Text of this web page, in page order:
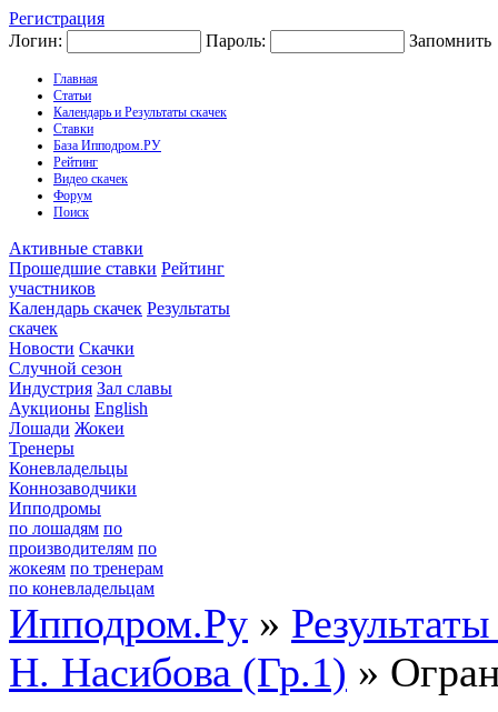
Регистрация
Логин:
Пароль: Запомнить
Главная
Статьи
Календарь и Результаты скачек
Ставки
База Ипподром.РУ
Рейтинг
Видео скачек
Форум
Поиск
Активные ставки
Прошедшие ставки Рейтинг
участников
Календарь скачек Результаты
скачек
Новости Скачки
Случной сезон
Индустрия Зал славы
Аукционы English
Лошади Жокеи
Тренеры
Коневладельцы
Коннозаводчики
Ипподромы
по лошадям по
производителям по
жокеям по тренерам
по коневладельцам
Ипподром.Ру »
Н. Насибова (Гр.1) »